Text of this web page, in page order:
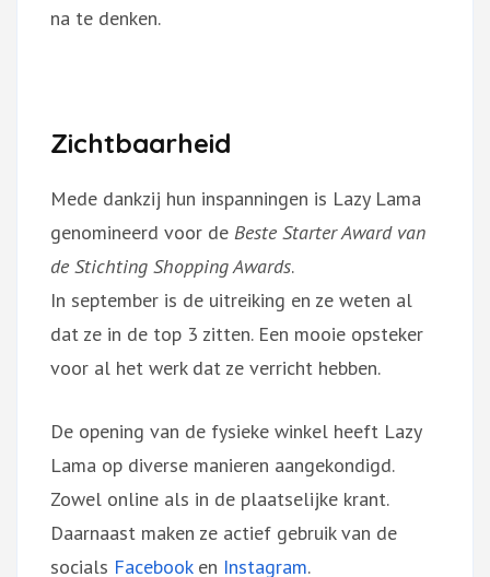
na te denken.
Zichtbaarheid
Mede dankzij hun inspanningen is Lazy Lama
genomineerd voor de Beste Starter Award van
de Stichting Shopping Awards.
In september is de uitreiking en ze weten al
dat ze in de top 3 zitten. Een mooie opsteker
voor al het werk dat ze verricht hebben.
De opening van de fysieke winkel heeft Lazy
Lama op diverse manieren aangekondigd.
Zowel online als in de plaatselijke krant.
Daarnaast maken ze actief gebruik van de
socials Facebooken Instagram.